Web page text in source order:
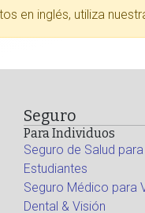
en inglés, utiliza
Seguro
Para Individuos
Seguro de Salud para
Estudiantes
Seguro Médico para
Dental & Visión